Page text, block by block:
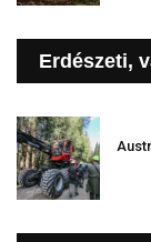
Erdészeti,